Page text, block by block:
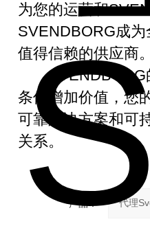
为您的运营和
SVENDBORG成
值得信赖的供应商
SVENDBORG的
条件增加价值，您
可靠解决方案和可
关系。
产品：